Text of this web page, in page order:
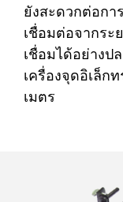
ยังสะดวกต่อก
เชื่อมต่อจากร
เชื่อมได้อย่างป
เครื่องจุดอิเล็ก
เมตร